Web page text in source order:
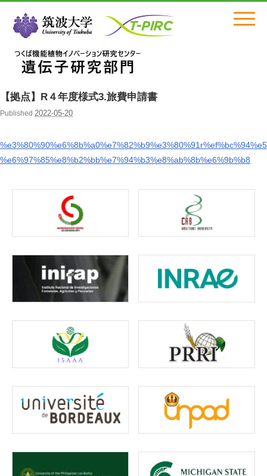
Click
【拠点】R４年度様式3.旅費申請書
Published 2022-05-20
%e6%97%85%e8%b2%bb%e7%94%b3%e8%ab%8b%e6%9b%b8